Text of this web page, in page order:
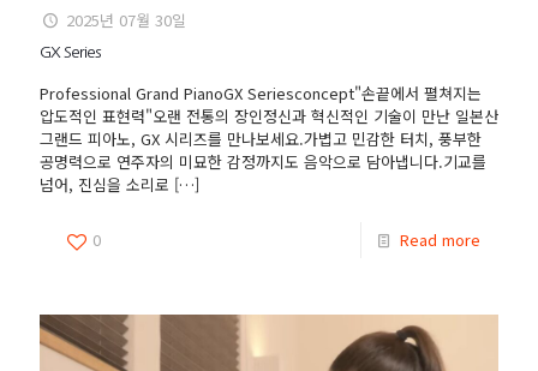
2025년 07월 30일
GX Series
Professional Grand PianoGX Seriesconcept"손끝에서 펼쳐지는
압도적인 표현력"오랜 전통의 장인정신과 혁신적인 기술이 만난 일본산
그랜드 피아노, GX 시리즈를 만나보세요.가볍고 민감한 터치, 풍부한
공명력으로 연주자의 미묘한 감정까지도 음악으로 담아냅니다.기교를
넘어, 진심을 소리로 […]
0 Read more